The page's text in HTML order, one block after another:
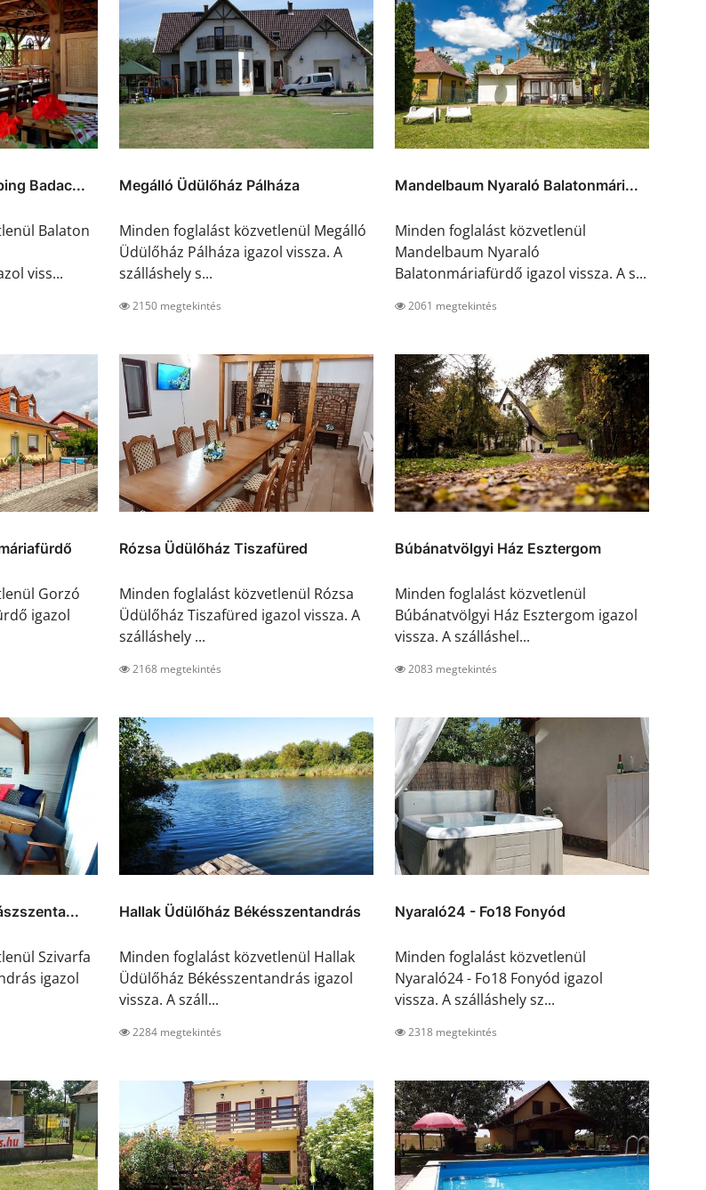
Badac...
Balaton
viss...
Megálló Üdülőház Pálháza
Minden foglalást közvetlenül Megálló
Üdülőház Pálháza igazol vissza. A
szálláshely s...
2150 megtekintés
Mandelbaum Nyaraló Balatonmári...
Minden foglalást közvetlenül
Mandelbaum Nyaraló
Balatonmáriafürdő igazol vissza. A s...
2061 megtekintés
Gorzó
igazol
Rózsa Üdülőház Tiszafüred
Minden foglalást közvetlenül Rózsa
Üdülőház Tiszafüred igazol vissza. A
szálláshely ...
2168 megtekintés
Búbánatvölgyi Ház Esztergom
Minden foglalást közvetlenül
Búbánatvölgyi Ház Esztergom igazol
vissza. A szálláshel...
2083 megtekintés
Szivarfa
igazol
Hallak Üdülőház Békésszentandrás
Minden foglalást közvetlenül Hallak
Üdülőház Békésszentandrás igazol
vissza. A száll...
2284 megtekintés
Nyaraló24 - Fo18 Fonyód
Minden foglalást közvetlenül
Nyaraló24 - Fo18 Fonyód igazol
vissza. A szálláshely sz...
2318 megtekintés